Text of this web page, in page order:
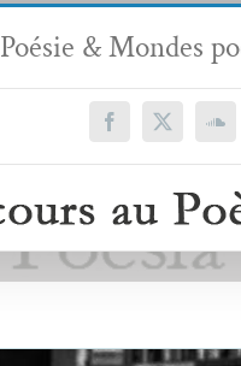
Poésie & Mondes
Facebook
X